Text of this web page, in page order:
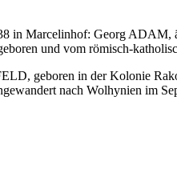
in Marcelinhof: Georg ADAM,
und vom römisch-
geboren in der Kolonie
nach Wolhynien im